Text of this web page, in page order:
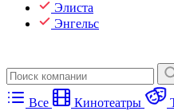
Элиста
Энгельс
Все Кинотеатры